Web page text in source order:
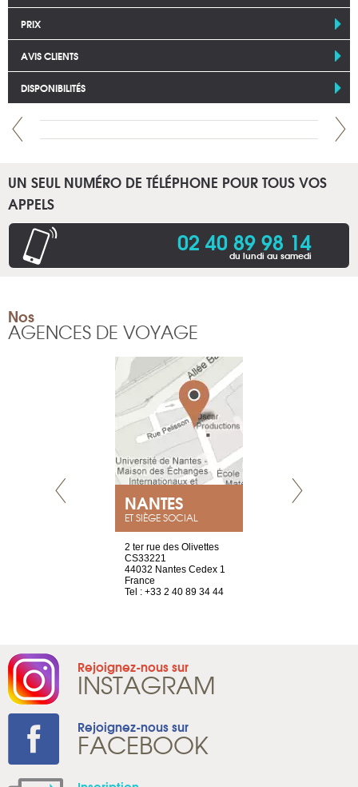
PRIX
AVIS CLIENTS
DISPONIBILITÉS
UN SEUL NUMÉRO DE TÉLÉPHONE POUR TOUS VOS
APPELS
02 40 89 98 14
du lundi au samedi
Nos
AGENCES DE VOYAGE
NANTES
ET SIÈGE SOCIAL
2 ter rue des Olivettes
CS33221
44032 Nantes Cedex 1
France
Tel : +33 2 40 89 34 44
Rejoignez-nous sur
INSTAGRAM
Rejoignez-nous sur
FACEBOOK